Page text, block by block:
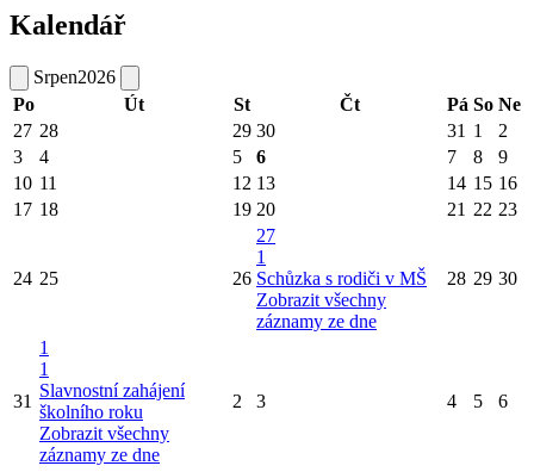
Kalendář
Srpen2026
Po
Út St Čt Pá So Ne
27 28 29 30 31 1
2
3
4 5 6 7 8
9
10 11 12 13 14 15 16
17 18 19 20 21 22 23
24 25 26
27
1
Schůzka s rodiči v MŠ
Zobrazit všechny
záznamy ze dne
28 29 30
31
1
1
Slavnostní zahájení
školního roku
Zobrazit všechny
záznamy ze dne
2 3 4 5 6